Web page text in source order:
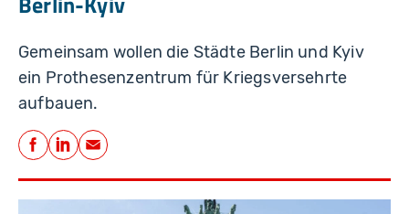
Gemeinsam wollen die Städte Berlin und Kyiv
ein Prothesenzentrum für Kriegsversehrte
aufbauen.
Teilen
Facebook
LinkedIn
E-Mail
s
t